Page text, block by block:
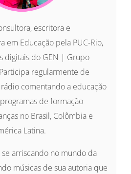
escritora e
em Educação pela PUC-Rio,
digitais do GEN | Grupo
regularmente de
comentando a educação
de formação
no Brasil, Colômbia e
Latina.
arriscando no mundo da
músicas de sua autoria que